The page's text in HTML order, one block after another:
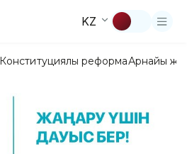
KZ
Конституциялық реформаАрнайы